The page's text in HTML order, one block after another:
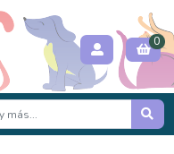
0